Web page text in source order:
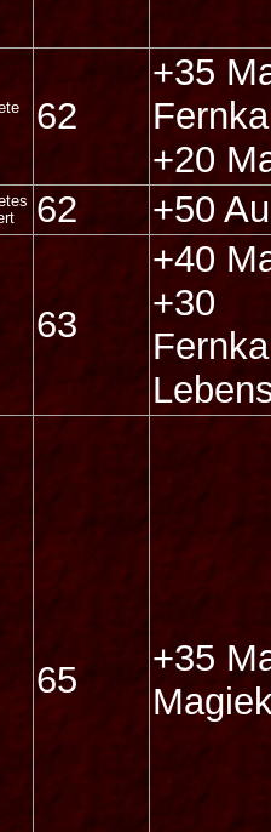
62
+35
+20
62 +50
63
+40
+30
65
+35